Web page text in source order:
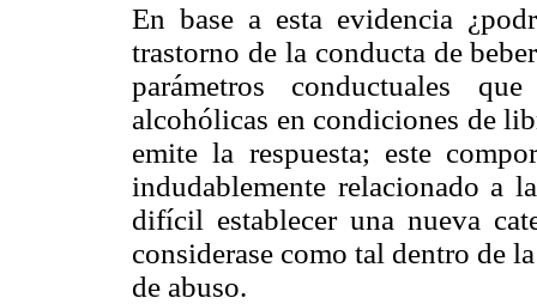
En base a esta evidencia
trastorno de la conducta de
parámetros conductuales
alcohólicas en condiciones de
emite la respuesta; este
indudablemente relacionado a
difícil establecer una nueva
considerase como tal dentro de
de abuso.